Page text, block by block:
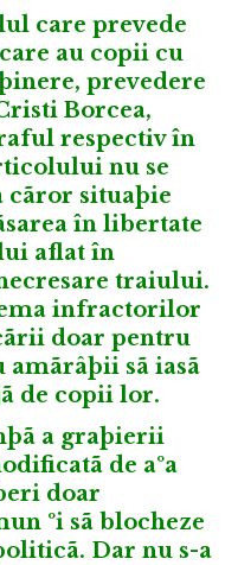
care prevede
au copii cu
prevedere
Borcea,
respectiv în
nu se
cãror situaþie
în libertate
aflat în
traiului.
infractorilor
doar pentru
amãrâþii sã iasã
de copii lor.
a graþierii
de aºa
doar
ºi sã blocheze
Dar nu s-a